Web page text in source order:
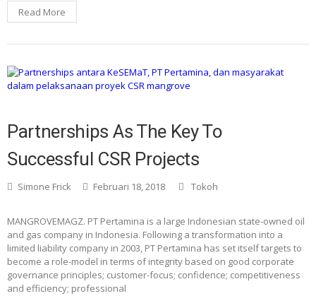
Read More
Partnerships As The Key To
Successful CSR Projects
Simone Frick Februari 18, 2018 Tokoh
MANGROVEMAGZ. PT Pertamina is a large Indonesian state-owned oil
and gas company in Indonesia. Following a transformation into a
limited liability company in 2003, PT Pertamina has set itself targets to
become a role-model in terms of integrity based on good corporate
governance principles; customer-focus; confidence; competitiveness
and efficiency; professional